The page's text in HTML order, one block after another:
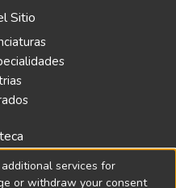
Sitio
services for
or withdraw your consent